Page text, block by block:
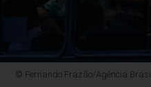
© Fernando Frazão/Agência Brasil